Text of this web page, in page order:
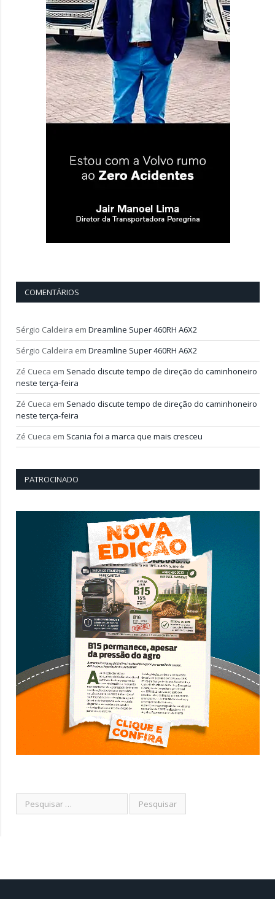
COMENTÁRIOS
Sérgio Caldeira em Dreamline Super 460RH A6X2
Sérgio Caldeira em Dreamline Super 460RH A6X2
Zé Cueca em Senado discute tempo de direção do caminhoneiro
neste terça-feira
Zé Cueca em Senado discute tempo de direção do caminhoneiro
neste terça-feira
Zé Cueca em Scania foi a marca que mais cresceu
PATROCINADO